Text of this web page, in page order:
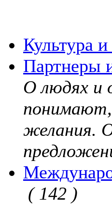
Культура
Партнеры
О людях и
понимают,
желания.
( 142 )